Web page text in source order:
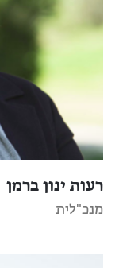
רעות ינון ברמן
מנכ"לית